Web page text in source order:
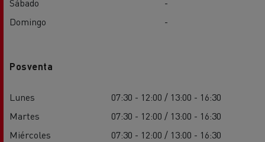
Sábado
-
Domingo
-
Posventa
Lunes
07:30 - 12:00 / 13:00 - 16:30
Martes
07:30 - 12:00 / 13:00 - 16:30
Miércoles
07:30 - 12:00 / 13:00 - 16:30